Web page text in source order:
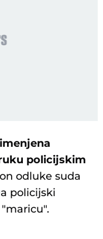
policijskim
odluke suda
policijski